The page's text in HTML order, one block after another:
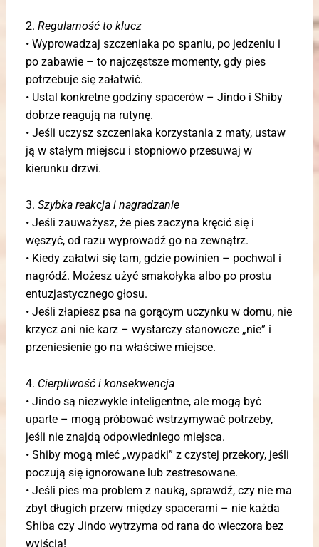
2.Regularność to klucz
• Wyprowadzaj szczeniaka po spaniu, po jedzeniu i
po zabawie – to najczęstsze momenty, gdy pies
potrzebuje się załatwić.
• Ustal konkretne godziny spacerów – Jindo i Shiby
dobrze reagują na rutynę.
• Jeśli uczysz szczeniaka korzystania z maty, ustaw
ją w stałym miejscu i stopniowo przesuwaj w
kierunku drzwi.
3.Szybka reakcja i nagradzanie
• Jeśli zauważysz, że pies zaczyna kręcić się i
węszyć, od razu wyprowadź go na zewnątrz.
• Kiedy załatwi się tam, gdzie powinien – pochwal i
nagródź. Możesz użyć smakołyka albo po prostu
entuzjastycznego głosu.
• Jeśli złapiesz psa na gorącym uczynku w domu, nie
krzycz ani nie karz – wystarczy stanowcze „nie” i
przeniesienie go na właściwe miejsce.
4. Cierpliwość i konsekwencja
• Jindo są niezwykle inteligentne, ale mogą być
uparte – mogą próbować wstrzymywać potrzeby,
jeśli nie znajdą odpowiedniego miejsca.
• Shiby mogą mieć „wypadki” z czystej przekory, jeśli
poczują się ignorowane lub zestresowane.
• Jeśli pies ma problem z nauką, sprawdź, czy nie ma
zbyt długich przerw między spacerami – nie każda
Shiba czy Jindo wytrzyma od rana do wieczora bez
wyjścia!